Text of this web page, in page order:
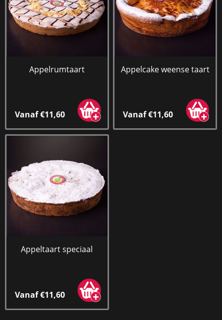
Appelrumtaart
Vanaf €11,60
Appelcake weense taart
Vanaf €11,60
Appeltaart speciaal
Vanaf €11,60